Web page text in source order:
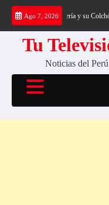
Saltar
contenido
Ago 7, 2026
al Cerro Cantería y su Colchón de
Tu
Noticias del